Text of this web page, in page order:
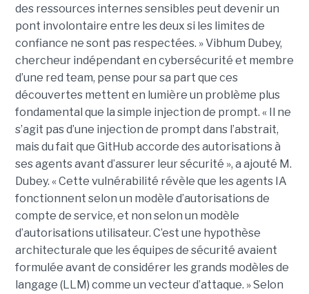
des ressources internes sensibles peut devenir un
pont involontaire entre les deux si les limites de
confiance ne sont pas respectées. » Vibhum Dubey,
chercheur indépendant en cybersécurité et membre
d’une red team, pense pour sa part que ces
découvertes mettent en lumière un problème plus
fondamental que la simple injection de prompt. « Il ne
s’agit pas d’une injection de prompt dans l’abstrait,
mais du fait que GitHub accorde des autorisations à
ses agents avant d’assurer leur sécurité », a ajouté M.
Dubey. « Cette vulnérabilité révèle que les agents IA
fonctionnent selon un modèle d’autorisations de
compte de service, et non selon un modèle
d’autorisations utilisateur. C’est une hypothèse
architecturale que les équipes de sécurité avaient
formulée avant de considérer les grands modèles de
langage (LLM) comme un vecteur d’attaque. » Selon